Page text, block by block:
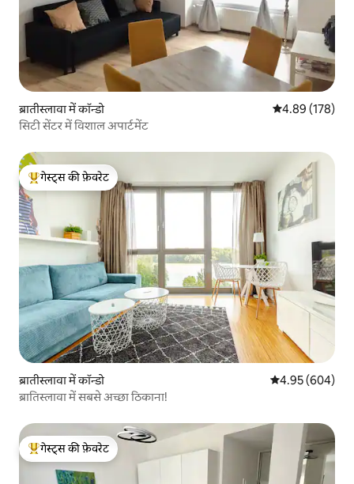
ब्रातीस्लावा में कॉन्डो औसत रेटिंग 5 में से
4.89 (178)
सिटी सेंटर में विशाल अपार्टमेंट
गेस्ट्स का टॉप फ़ेवरेट
गेस्ट्स की फ़ेवरेट
ब्रातीस्लावा में कॉन्डो औसत रेटिंग 5 में से
4.95 (604)
ब्रातिस्लावा में सबसे अच्छा ठिकाना!
गेस्ट्स का टॉप फ़ेवरेट
गेस्ट्स की फ़ेवरेट